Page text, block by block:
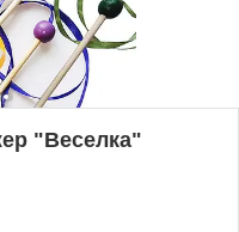
"Веселка"